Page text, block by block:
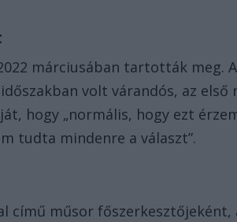
márciusában tartották meg.
volt várandós, az
hogy „normális, hogy ezt
tudta mindenre a választ”.
című műsor